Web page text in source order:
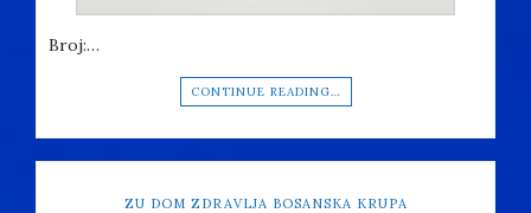
Broj:…
CONTINUE READING…
ZU DOM ZDRAVLJA BOSANSKA KRUPA